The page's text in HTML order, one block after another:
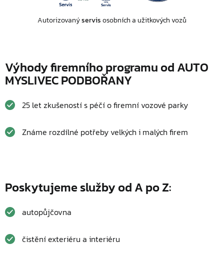
Autorizovanýservisosobních a užitkových vozů
Výhody firemního programu od AUTO
MYSLIVEC PODBOŘANY
25 let zkušeností s péčí o firemní vozové parky
Známe rozdílné potřeby velkých i malých firem
Poskytujeme služby od A po Z:
autopůjčovna
čistění exteriéru a interiéru